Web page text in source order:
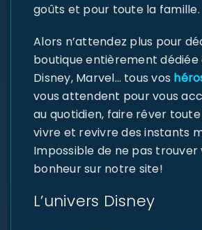
goûts et pour toute la famille.
Alors n’attendez plus pour
boutique entièrement dédiée
Disney, Marvel… tous vos
vous attendent pour vous
au quotidien, faire rêver
vivre et revivre des instants
Impossible de ne pas
bonheur sur notre site!
L’univers Disney